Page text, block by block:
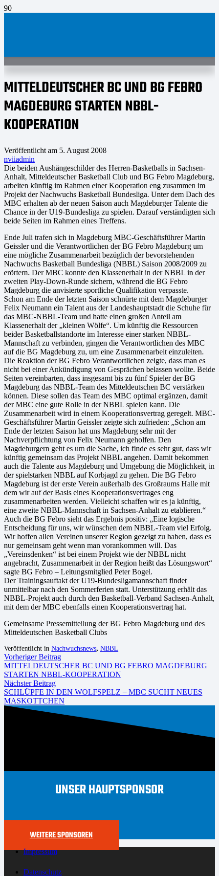
MITTELDEUTSCHER BC UND BG FEBRO
MAGDEBURG STARTEN NBBL-
KOOPERATION
Veröffentlicht am 5. August 2008
nviiadmin
Die beiden Aushängeschilder des Herren-Basketballs in Sachsen-
Anhalt, Mitteldeutscher Basketball Club und BG Febro Magdeburg,
arbeiten künftig im Rahmen einer Kooperation eng zusammen im
Projekt der Nachwuchs Basketball Bundesliga. Unter dem Dach des
MBC erhalten ab der neuen Saison auch Magdeburger Talente die
Chance in der U19-Bundesliga zu spielen. Darauf verständigten sich
beide Seiten im Rahmen eines Treffens.
Ende Juli trafen sich in Magdeburg MBC-Geschäftsführer Martin
Geissler und die Verantwortlichen der BG Febro Magdeburg um
eine mögliche Zusammenarbeit bezüglich der bevorstehenden
Nachwuchs Basketball Bundesliga (NBBL) Saison 2008/2009 zu
erörtern. Der MBC konnte den Klassenerhalt in der NBBL in der
zweiten Play-Down-Runde sichern, während die BG Febro
Magdeburg die anvisierte sportliche Qualifikation verpasste.
Schon am Ende der letzten Saison schnürte mit dem Magdeburger
Felix Neumann ein Talent aus der Landeshauptstadt die Schuhe für
das MBC-NBBL-Team und hatte einen großen Anteil am
Klassenerhalt der „kleinen Wölfe“. Um künftig die Ressourcen
beider Basketballstandorte im Interesse einer starken NBBL-
Mannschaft zu verbinden, gingen die Verantwortlichen des MBC
auf die BG Magdeburg zu, um eine Zusammenarbeit einzuleiten.
Die Reaktion der BG Febro Verantwortlichen zeigte, dass man es
nicht bei einer Ankündigung von Gesprächen belassen wollte. Beide
Seiten vereinbarten, dass insgesamt bis zu fünf Spieler der BG
Magdeburg das NBBL-Team des Mitteldeutschen BC verstärken
können. Diese sollen das Team des MBC optimal ergänzen, damit
der MBC eine gute Rolle in der NBBL spielen kann. Die
Zusammenarbeit wird in einem Kooperationsvertrag geregelt. MBC-
Geschäftsführer Martin Geissler zeigte sich zufrieden: „Schon am
Ende der letzten Saison hat uns Magdeburg sehr mit der
Nachverpflichtung von Felix Neumann geholfen. Den
Magdeburgern geht es um die Sache, ich finde es sehr gut, dass wir
künftig gemeinsam das Projekt NBBL angehen. Damit bekommen
auch die Talente aus Magdeburg und Umgebung die Möglichkeit, in
der spielstarken NBBL auf Korbjagd zu gehen. Die BG Febro
Magdeburg ist der erste Verein außerhalb des Großraums Halle mit
dem wir auf der Basis eines Kooperationsvertrages eng
zusammenarbeiten werden. Vielleicht schaffen wir es ja künftig,
eine zweite NBBL-Mannschaft in Sachsen-Anhalt zu etablieren.“
Auch die BG Febro sieht das Ergebnis positiv: „Eine logische
Entscheidung für uns, wir wünschen dem NBBL-Team viel Erfolg.
Wir hoffen allen Vereinen unserer Region gezeigt zu haben, dass es
nur gemeinsam geht wenn man vorankommen will. Das
„Vereinsdenken“ ist bei einem Projekt wie der NBBL nicht
angebracht, Zusammenarbeit in der Region heißt das Lösungswort“
sagte BG Febro – Leitungsmitglied Peter Bogel.
Der Trainingsauftakt der U19-Bundesligamannschaft findet
unmittelbar nach den Sommerferien statt. Unterstützung erhält das
NBBL-Projekt auch durch den Basketball-Verband Sachsen-Anhalt,
mit dem der MBC ebenfalls einen Kooperationsvertrag hat.
Gemeinsame Pressemitteilung der BG Febro Magdeburg und des
Mitteldeutschen Basketball Clubs
Veröffentlicht in Nachwuchsnews, NBBL
Vorheriger Beitrag
MITTELDEUTSCHER BC UND BG FEBRO MAGDEBURG
STARTEN NBBL-KOOPERATION
Nächster Beitrag
SCHLÜPFE IN DEN WOLFSPELZ – MBC SUCHT NEUES
MASKOTTCHEN
UNSER HAUPTSPONSOR
WEITERE SPONSOREN
Impressum
Datenschutz